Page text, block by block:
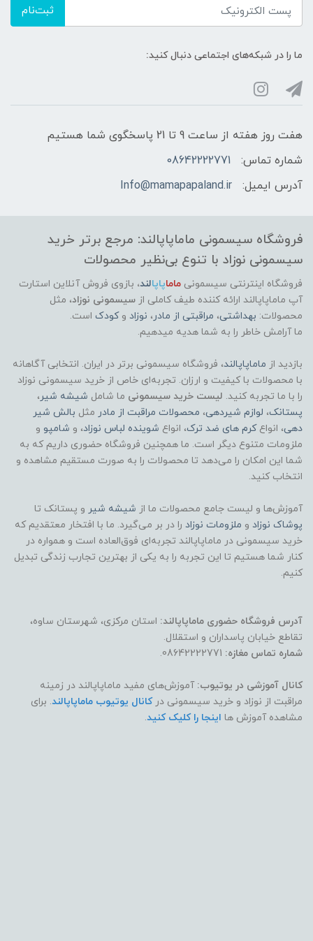
موارد ایمنی:
دسترس کودکان بزرگ‌تر، نگهداری در جای
مناسب برای باز کردن گره‌های مو بدون درد،
ایجاد حس تازگی و طراوت روی پوست و مو،
دارای رایحه ملایم
ثبت‌نام
ما را در شبکه‌های اجتماعی دنبال کنید:
هفت روز هفته از ساعت 9 تا 21 پاسخگوی شما هستیم
شماره تماس:
08642222771
آدرس ایمیل:
Info@mamapapaland.ir
فروشگاه سیسمونی ماماپاپالند: مرجع برتر خرید
سیسمونی نوزاد با تنوع بی‌نظیر محصولات
فروشگاه اینترنتی سیسمونی ماماپاپالند، بازوی فروش آنلاین استارت
آپ ماماپاپالند ارائه کننده طیف کاملی از سیسمونی نوزاد، مثل
محصولات: بهداشتی، مراقبتی از مادر ، نوزاد وکودک است.
ما آرامش خاطر را به شما هدیه میدهیم.
بازدید از ماماپاپالند، فروشگاه سیسمونی برتر در ایران. انتخابی آگاهانه
با محصولات با کیفیت و ارزان. تجربه‌ای خاص از خرید سیسمونی نوزاد
را با ما تجربه کنید. لیست خرید سیسمونی ما شامل شیشه شیر ،
پستانک، لوازم شیردهی، محصولات مراقبت از مادر مثل بالش شیر
دهی، انواعکرم های ضد ترک، انواع شوینده لباس نوزاد، و شامپو و
ملزومات متنوع دیگر است. ما همچنین فروشگاه حضوری داریم که به
شما این امکان را می‌دهد تا محصولات را به صورت مستقیم مشاهده و
انتخاب کنید.
آموزش‌ها و لیست جامع محصولات ما از شیشه شیر و پستانک تا
پوشاک نوزاد و ملزومات نوزاد را در بر می‌گیرد. ما با افتخار معتقدیم که
خرید سیسمونی در ماماپاپالند تجربه‌ای فوق‌العاده است و همواره در
کنار شما هستیم تا این تجربه را به یکی از بهترین تجارب زندگی تبدیل
کنیم.
آدرس فروشگاه حضوری ماماپاپالند: استان مرکزی، شهرستان ساوه،
تقاطع خیابان پاسداران و استقلال.
شماره تماس مغازه:
کانال آموزشی در یوتیوب: آموزش‌های مفید ماماپاپالند در زمینه
مراقبت از نوزاد و خرید سیسمونی درکانال یوتیوب ماماپاپالند. برای
مشاهده آموزش ها اینجا را کلیک کنید.